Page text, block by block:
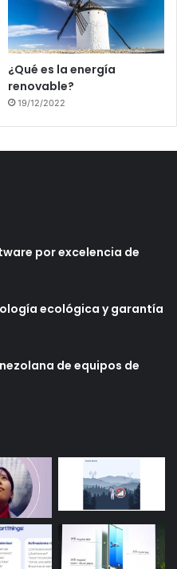
¿Qué es la energía
renovable?
19/12/2022
por excelencia de
ecológica y garantía
de equipos de